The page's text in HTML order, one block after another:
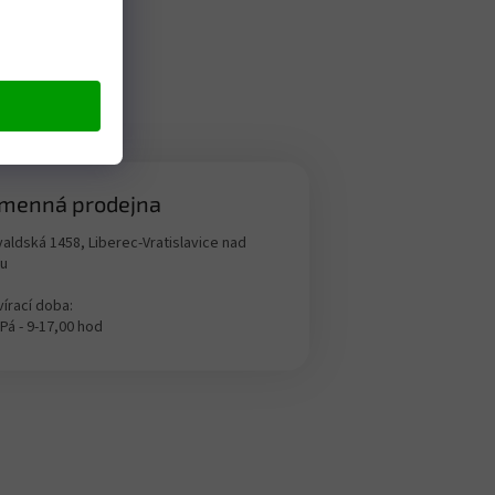
prodejna
1458, Liberec-Vratislavice nad
doba:
- 9-17,00 hod